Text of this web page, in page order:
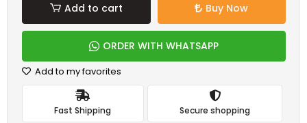
Add to cart Buy Now
ORDER WITH WHATSAPP
Add to my favorites
Fast Shipping Secure shopping